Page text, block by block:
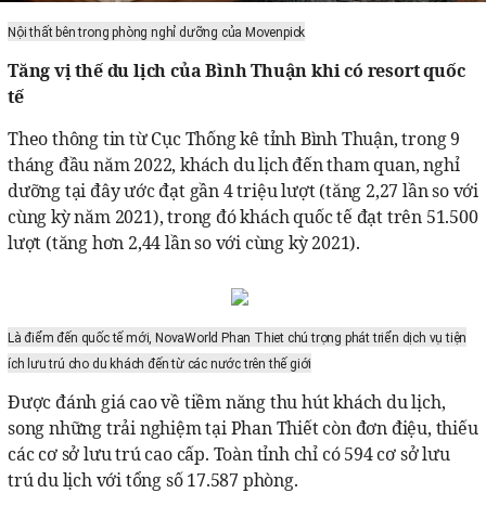
Nội thất bên trong phòng nghỉ dưỡng của Movenpick
Tăng vị thế du lịch của Bình Thuận khi có resort quốc
tế
Theo thông tin từ Cục Thống kê tỉnh Bình Thuận, trong 9
tháng đầu năm 2022, khách du lịch đến tham quan, nghỉ
dưỡng tại đây ước đạt gần 4 triệu lượt (tăng 2,27 lần so với
cùng kỳ năm 2021), trong đó khách quốc tế đạt trên 51.500
lượt (tăng hơn 2,44 lần so với cùng kỳ 2021).
Là điểm đến quốc tế mới, NovaWorld Phan Thiet chú trọng phát triển dịch vụ tiện
ích lưu trú cho du khách đến từ các nước trên thế giới
Được đánh giá cao về tiềm năng thu hút khách du lịch,
song những trải nghiệm tại Phan Thiết còn đơn điệu, thiếu
các cơ sở lưu trú cao cấp. Toàn tỉnh chỉ có 594 cơ sở lưu
trú du lịch với tổng số 17.587 phòng.